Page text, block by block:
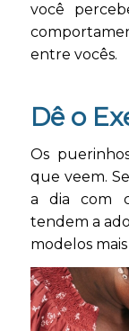
você
entre vocês.
Dê o
Os
que veem.
a dia com
tendem a
modelos